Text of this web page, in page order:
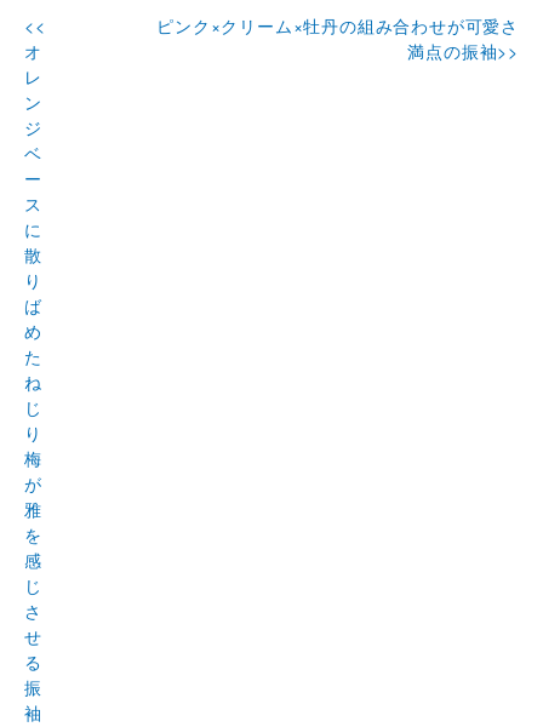
<<
オ
レ
ン
ジ
ベ
ー
ス
に
散
り
ば
め
た
ね
じ
り
梅
が
雅
を
感
じ
さ
せ
る
振
袖
ピンク×クリーム×牡丹の組み合わせが可愛さ
満点の振袖>>